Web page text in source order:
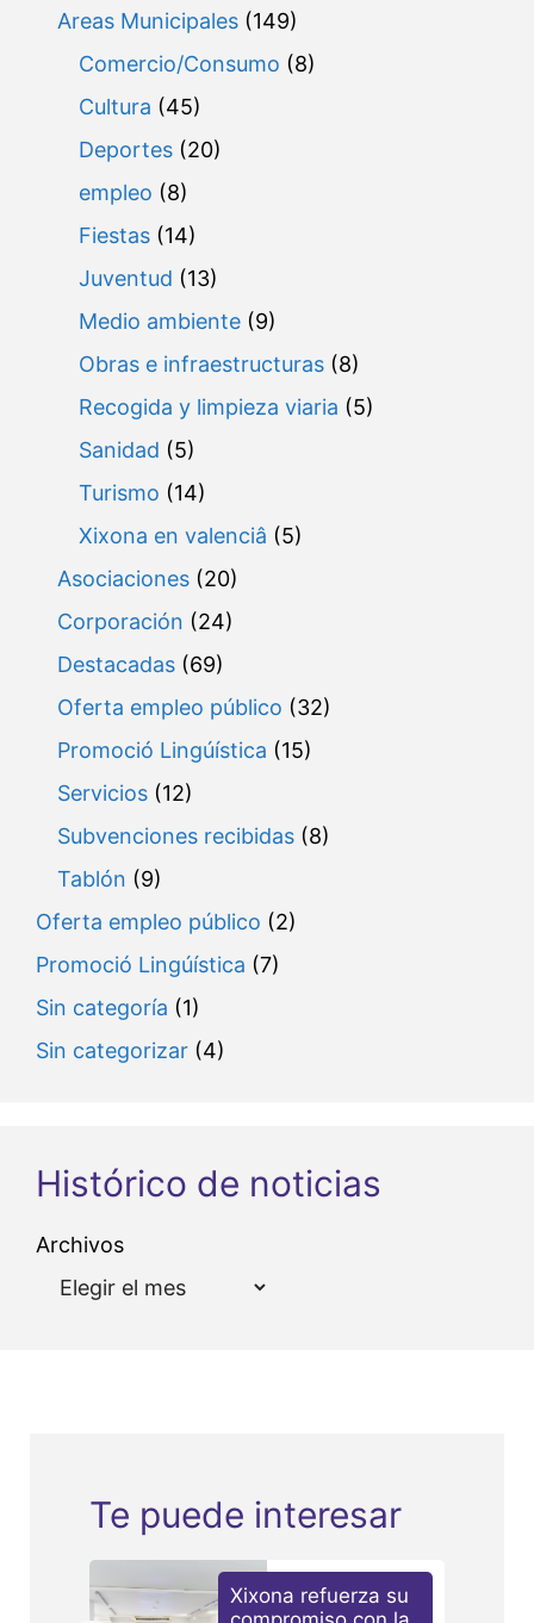
Areas Municipales (149)
Comercio/Consumo (8)
Cultura (45)
Deportes (20)
empleo (8)
Fiestas (14)
Juventud (13)
Medio ambiente (9)
Obras e infraestructuras (8)
Recogida y limpieza viaria (5)
Sanidad (5)
Turismo (14)
Xixona en valenciâ (5)
Asociaciones (20)
Corporación (24)
Destacadas (69)
Oferta empleo público (32)
Promoció Lingúística (15)
Servicios (12)
Subvenciones recibidas (8)
Tablón (9)
Oferta empleo público (2)
Promoció Lingúística (7)
Sin categoría (1)
Sin categorizar (4)
Histórico de noticias
Archivos
Te puede interesar
Xixona refuerza su